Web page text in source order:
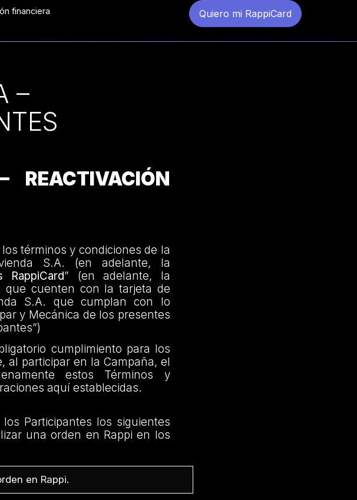
financiera Quiero mi RappiCard
–
términos y condiciones de la
S.A. (en adelante, la
RappiCard” (en adelante, la
que cuenten con la tarjeta de
S.A. que cumplan con lo
y Mecánica de los presentes
cumplimiento para los
al participar en la Campaña, el
estos Términos y
aquí establecidas.
Participantes los siguientes
una orden en Rappi en los
en Rappi.